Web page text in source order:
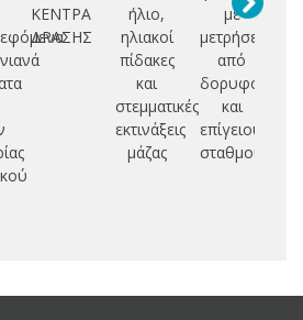
ΚΕΝΤΡΑ
ΔΡΑΣΗΣ
ήλιο,
ηλιακοί
πίδακες
και
στεμματικές
εκτινάξεις
μάζας
με
μετρήσεις
από
δορυφόρους
και
επίγειους
σταθμούς